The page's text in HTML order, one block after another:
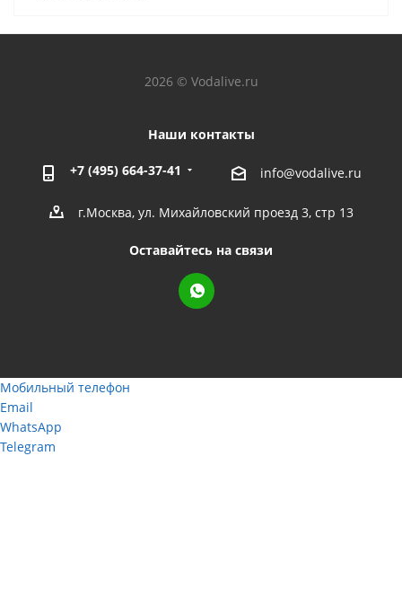
2026 © Vodalive.ru
Наши контакты
+7 (495) 664-37-41 info@vodalive.ru
г.Москва, ул. Михайловский проезд 3, стр 13
Оставайтесь на связи
Мобильный телефон
Email
WhatsApp
Telegram